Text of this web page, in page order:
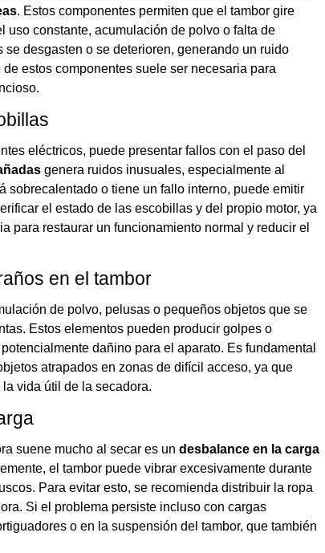
. Estos componentes permiten que el tambor gire
uso constante, acumulación de polvo o falta de
desgasten o se deterioren, generando un ruido
estos componentes suele ser necesaria para
eléctricos, puede presentar fallos con el paso del
genera ruidos inusuales, especialmente al
sobrecalentado o tiene un fallo interno, puede emitir
el estado de las escobillas y del propio motor, ya
para restaurar un funcionamiento normal y reducir el
en el tambor
de polvo, pelusas o pequeños objetos que se
Estos elementos pueden producir golpes o
dañino para el aparato. Es fundamental
atrapados en zonas de difícil acceso, ya que
vida útil de la secadora.
suene mucho al secar es un desbalance en la carga
el tambor puede vibrar excesivamente durante
Para evitar esto, se recomienda distribuir la ropa
Si el problema persiste incluso con cargas
o en la suspensión del tambor, que también